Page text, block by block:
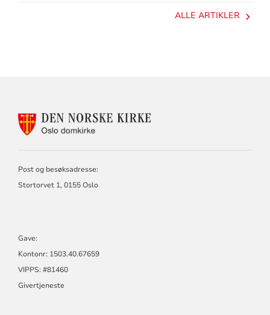
ALLE ARTIKLER
KONTAKTINFORMASJON
Post og besøksadresse:
Stortorvet 1, 0155 Oslo
Gave:
Kontonr: 1503.40.67659
VIPPS: #81460
Givertjeneste